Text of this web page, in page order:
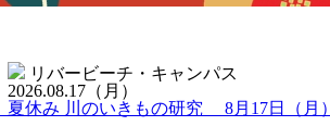
リバービーチ・キャンパス
2026.08.17 （月）
夏休み 川のいきもの研究 8月17日（月）